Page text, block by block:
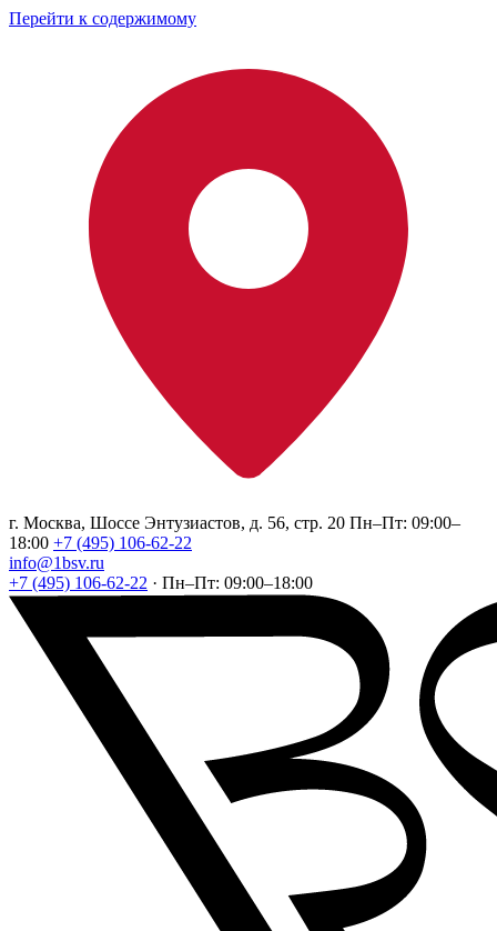
Перейти к содержимому
г. Москва, Шоссе Энтузиастов, д. 56, стр. 20 Пн–Пт: 09:00–
18:00 +7 (495) 106-62-22
info@1bsv.ru
+7 (495) 106-62-22 · Пн–Пт: 09:00–18:00